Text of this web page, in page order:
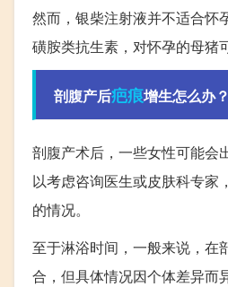
然而，银柴注射液并不适合怀
磺胺类抗生素，对怀孕的母猪
剖腹产后疤痕增生怎么办
剖腹产术后，一些女性可能会
以考虑咨询医生或皮肤科专家
的情况。
至于淋浴时间，一般来说，在
合，但具体情况因个体差异而